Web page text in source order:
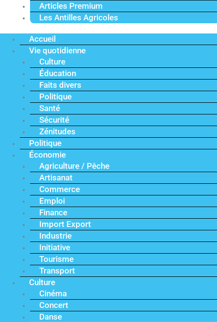
Articles Premium
Les Antilles Agricoles
Accueil
Vie quotidienne
Culture
Éducation
Faits divers
Politique
Santé
Sécurité
Zénitudes
Politique
Économie
Agriculture / Pêche
Artisanat
Commerce
Emploi
Finance
Import Export
Industrie
Initiative
Tourisme
Transport
Culture
Cinéma
Concert
Danse